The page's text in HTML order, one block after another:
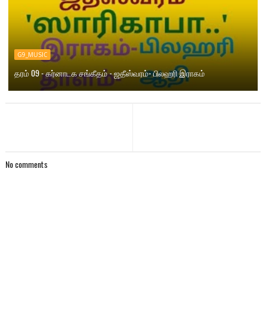
G9_MUSIC
தரம் 09 - கர்னாடக சங்கீதம் - ஜதீஸ்வரம்- பிலஹரி இராகம்
No comments